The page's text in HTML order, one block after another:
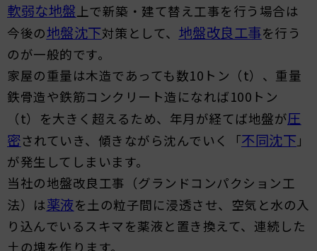
軟弱な地盤上で新築・建て替え工事を行う場合は
今後の地盤沈下対策として、 地盤改良工事を行う
のが一般的です。
家屋の重量は木造であっても数10トン（t）、重量
鉄骨造や鉄筋コンクリート造になれば100トン
（t）を大きく超えるため、年月が経てば地盤が圧
密されていき、傾きながら沈んでいく「不同沈下 」
が発生してしまいます。
当社の地盤改良工事（グランドコンパクション工
法）は薬液を土の粒子間に浸透させ、空気と水の入
り込んでいるスキマを薬液と置き換えて、連続した
土の塊を作ります。